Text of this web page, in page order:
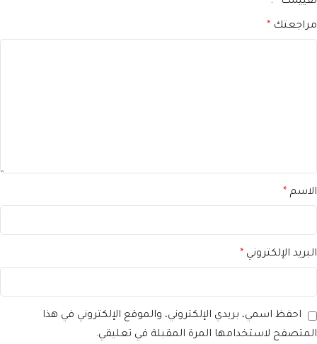
مراجعتك *
الاسم *
البريد الإلكتروني *
احفظ اسمي، بريدي الإلكتروني، والموقع الإلكتروني في هذا
المتصفح لاستخدامها المرة المقبلة في تعليقي.